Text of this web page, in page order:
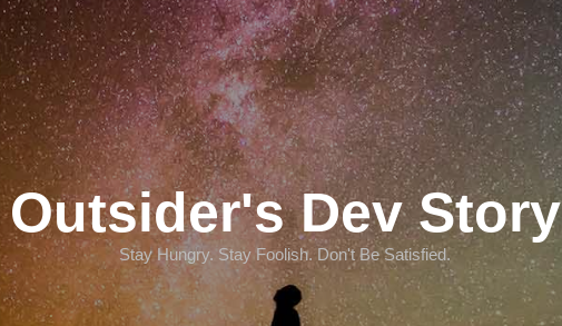
Outsider's Dev Story
Stay Hungry. Stay Foolish. Don't Be Satisfied.